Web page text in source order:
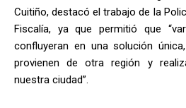
Cuitiño, destacó el trabajo de la
Fiscalía, ya que permitió que
confluyeran en una solución
provienen de otra región y
nuestra ciudad”.